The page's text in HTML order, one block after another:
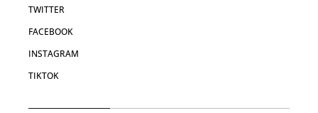
TWITTER
FACEBOOK
INSTAGRAM
TIKTOK